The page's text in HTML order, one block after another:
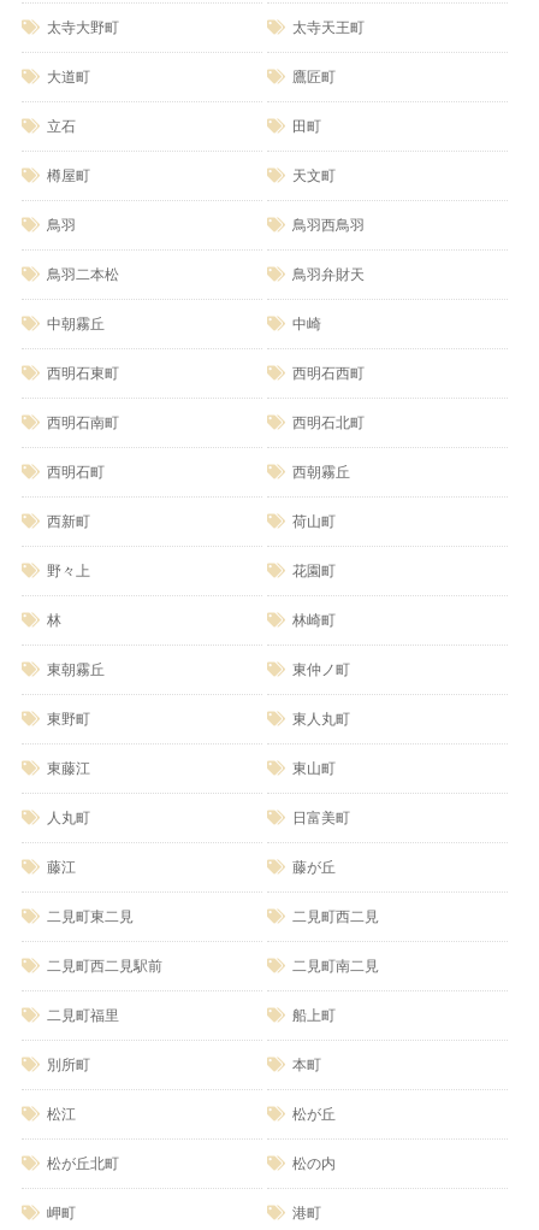
太寺大野町 太寺天王町
大道町 鷹匠町
立石 田町
樽屋町 天文町
鳥羽 鳥羽西鳥羽
鳥羽二本松 鳥羽弁財天
中朝霧丘 中崎
西明石東町 西明石西町
西明石南町 西明石北町
西明石町 西朝霧丘
西新町 荷山町
野々上 花園町
林 林崎町
東朝霧丘 東仲ノ町
東野町 東人丸町
東藤江 東山町
人丸町 日富美町
藤江 藤が丘
二見町東二見 二見町西二見
二見町西二見駅前 二見町南二見
二見町福里 船上町
別所町 本町
松江 松が丘
松が丘北町 松の内
岬町 港町